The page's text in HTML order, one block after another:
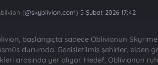
(@skyblivion.com) 5 Şubat 2026 17:42
başlangıçta sadece Oblivionun
durumda. Genişletilmiş şehirler, elden
arasında yer alıyor. Hedef, Oblivionun